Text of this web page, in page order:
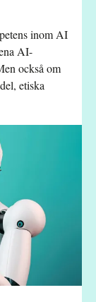
inom AI
AI-
också om
etiska